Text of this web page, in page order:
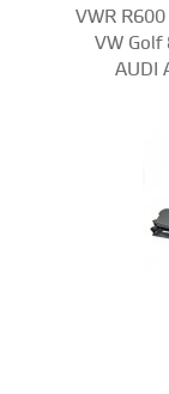
VWR
VW Golf
AUDI